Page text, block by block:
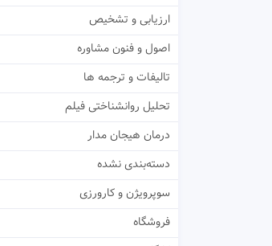
ارزیابی و تشخیص
اصول و فنون مشاوره
تالیفات و ترجمه ها
تحلیل روانشناختی فیلم
درمان هیجان مدار
دسته‌بندی نشده
سوپرویژن و کارورزی
فروشگاه